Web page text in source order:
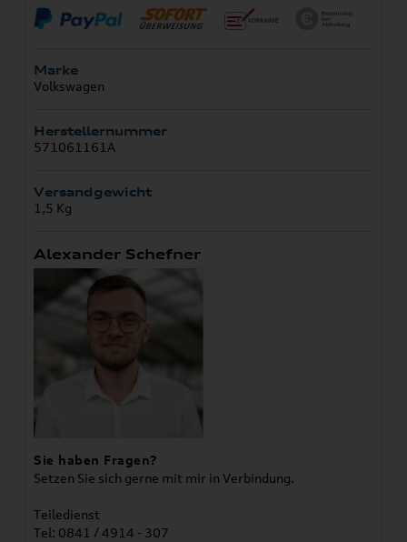
Marke
Volkswagen
Herstellernummer
571061161A
Versandgewicht
1,5 Kg
Alexander Schefner
Sie haben Fragen?
Setzen Sie sich gerne mit mir in Verbindung.
Teiledienst
Tel: 0841 / 4914 - 307